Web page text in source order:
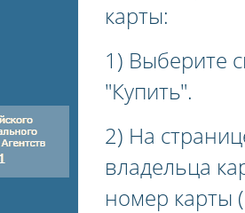
карты:
1) Выберите
"Купить".
2) На
владельца
номер карты